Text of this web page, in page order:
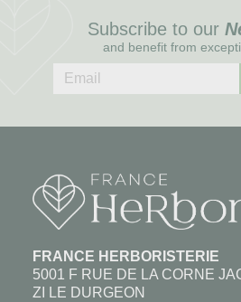
Subscribe to our
and benefit from
FRANCE HERBORISTERIE
5001 F RUE DE LA CORNE
ZI LE DURGEON